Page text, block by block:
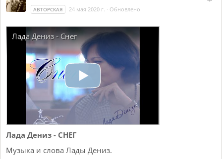
АВТОРСКАЯ 24 мая 2020 г. · Обновлено
Лада Дениз - Снег
Лада Дениз - СНЕГ
Музыка и слова Лады Дениз.